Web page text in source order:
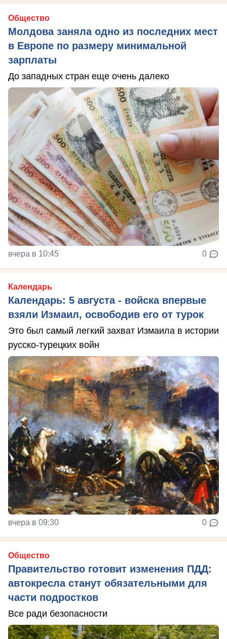
Общество
Молдова заняла одно из последних мест
в Европе по размеру минимальной
зарплаты
До западных стран еще очень далеко
вчера в 10:45 0
Календарь
Календарь: 5 августа - войска впервые
взяли Измаил, освободив его от турок
Это был самый легкий захват Измаила в истории
русско-турецких войн
вчера в 09:30 0
Общество
Правительство готовит изменения ПДД:
автокресла станут обязательными для
части подростков
Все ради безопасности